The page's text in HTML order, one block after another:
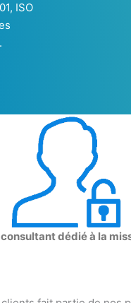
ISO
consultant dédié à la